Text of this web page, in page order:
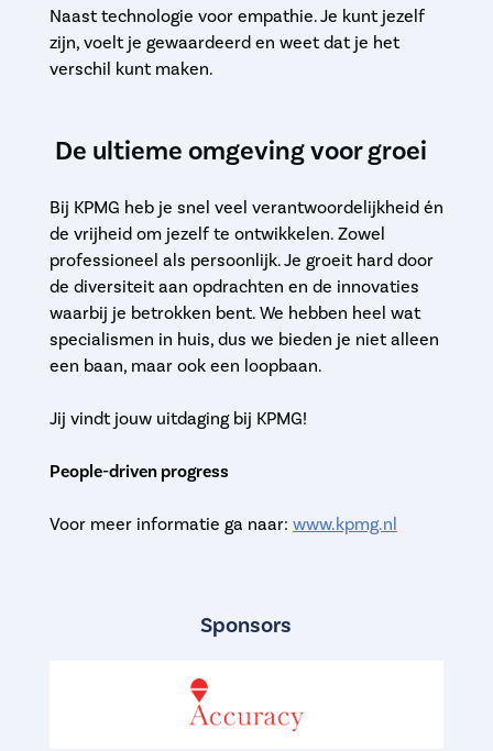
Naast technologie voor empathie. Je kunt jezelf
zijn, voelt je gewaardeerd en weet dat je het
verschil kunt maken.
De ultieme omgeving voor groei
Bij KPMG heb je snel veel verantwoordelijkheid én
de vrijheid om jezelf te ontwikkelen. Zowel
professioneel als persoonlijk. Je groeit hard door
de diversiteit aan opdrachten en de innovaties
waarbij je betrokken bent. We hebben heel wat
specialismen in huis, dus we bieden je niet alleen
een baan, maar ook een loopbaan.
Jij vindt jouw uitdaging bij KPMG!
People-driven progress
Voor meer informatie ga naar: www.kpmg.nl
Sponsors